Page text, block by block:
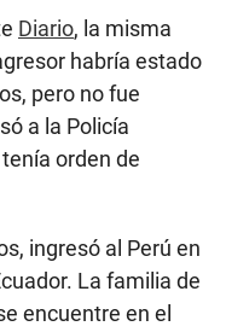
Diario, la misma
habría estado
pero no fue
a la Policía
orden de
ingresó al Perú en
La familia de
encuentre en el